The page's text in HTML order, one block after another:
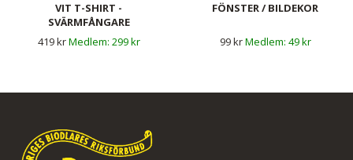
VIT T-SHIRT -
SVÄRMFÅNGARE
419 kr
299 kr
FÖNSTER / BILDEKOR
99 kr 49 kr